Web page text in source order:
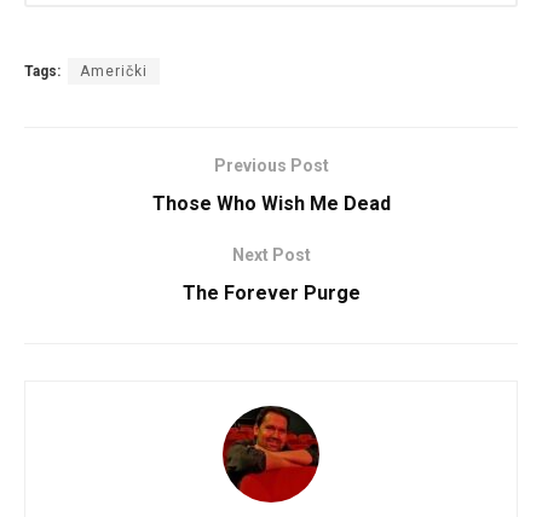
Tags: Američki
Previous Post
Those Who Wish Me Dead
Next Post
The Forever Purge